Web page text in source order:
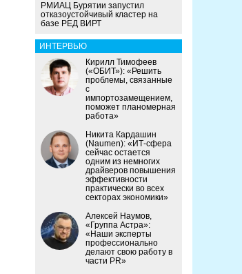
РМИАЦ Бурятии запустил
отказоустойчивый кластер на
базе РЕД ВИРТ
ИНТЕРВЬЮ
Кирилл Тимофеев
(«ОБИТ»): «Решить
проблемы, связанные
с
импортозамещением,
поможет планомерная
работа»
Никита Кардашин
(Naumen): «ИТ-сфера
сейчас остается
одним из немногих
драйверов повышения
эффективности
практически во всех
секторах экономики»
Алексей Наумов,
«Группа Астра»:
«Наши эксперты
профессионально
делают свою работу в
части PR»